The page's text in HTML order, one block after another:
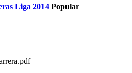
Liga 2014 Popular